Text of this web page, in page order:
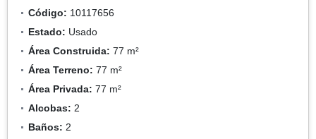
Código: 10117656
Estado: Usado
Área Construida: 77 m²
Área Terreno: 77 m²
Área Privada: 77 m²
Alcobas: 2
Baños: 2